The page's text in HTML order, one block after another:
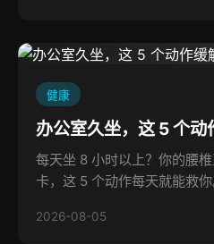
健康
办公室久坐，这 5 个动
每天坐 8 小时以上？你的腰
卡，这 5 个动作每天就能救你
2026-08-05